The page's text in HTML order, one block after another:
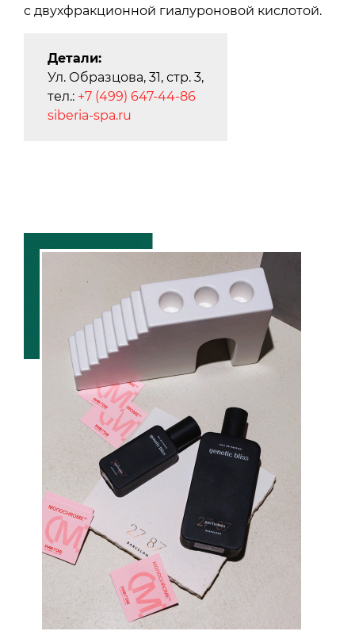
с двухфракционной гиалуроновой кислотой.
Детали:
Ул. Образцова, 31, стр. 3,
тел.: +7 (499) 647-44-86
siberia-spa.ru